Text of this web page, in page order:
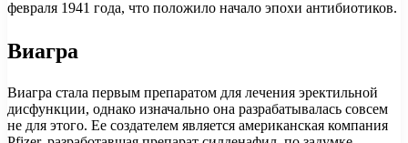
февраля 1941 года, что положило начало эпохи антибиотиков.
Виагра
Виагра стала первым препаратом для лечения эректильной
дисфункции, однако изначально она разрабатывалась совсем
не для этого. Ее создателем является американская компания